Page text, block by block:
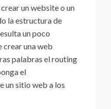
un website o un
la estructura de
un poco
crear una web
palabras el routing
el
un sitio web a los